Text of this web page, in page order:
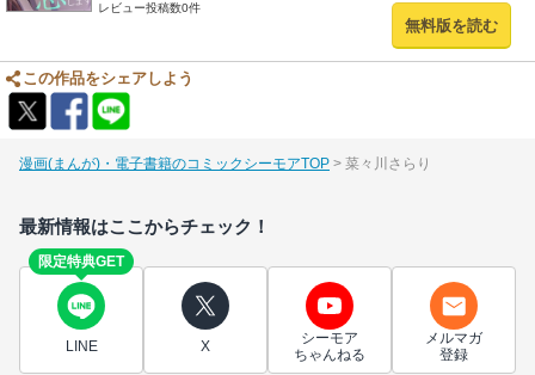
レビュー投稿数0件
無料版を読む
この作品をシェアしよう
漫画(まんが)・電子書籍のコミックシーモアTOP 菜々川さらり
最新情報はここからチェック！
限定特典GET
LINE X
シーモア
ちゃんねる
メルマガ
登録